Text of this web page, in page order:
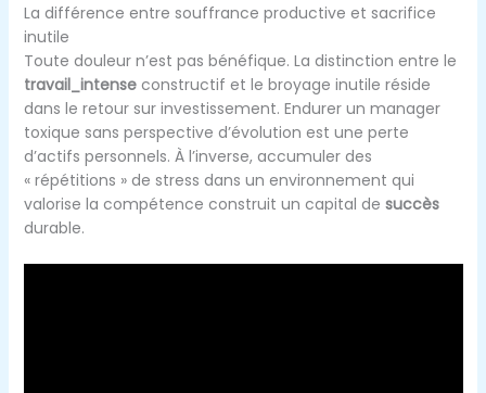
La différence entre souffrance productive et sacrifice
inutile
Toute douleur n’est pas bénéfique. La distinction entre le
travail_intenseconstructif et le broyage inutile réside
dans le retour sur investissement. Endurer un manager
toxique sans perspective d’évolution est une perte
d’actifs personnels. À l’inverse, accumuler des
« répétitions » de stress dans un environnement qui
valorise la compétence construit un capital de succès
durable.